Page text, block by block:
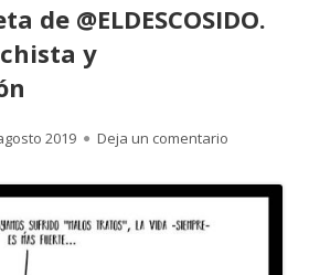
de @ELDESCOSIDO.
y
2019 Deja un comentario